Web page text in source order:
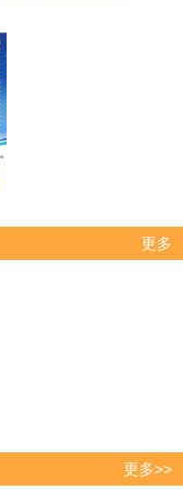
更多
更多>>